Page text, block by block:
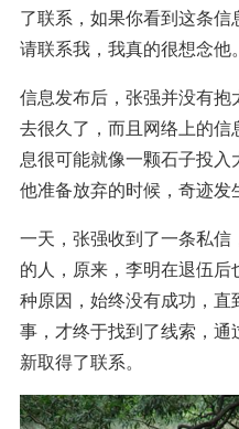
了联系，如果你看到这条信
请联系我，我真的很想念他
信息发布后，张强并没有
去很久了，而且网络上的
息很可能就像一颗石子投
他准备放弃的时候，奇迹发
一天，张强收到了一条私
的人，原来，李明在退伍
种原因，始终没有成功，
事，才终于找到了线索，
新取得了联系。